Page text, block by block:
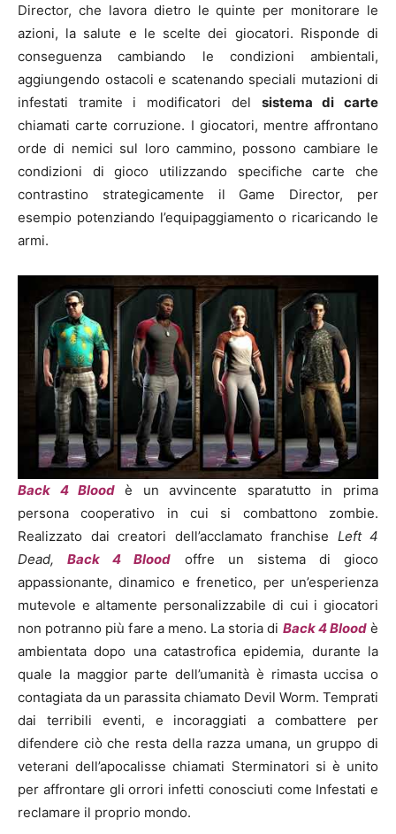
Director, che lavora dietro le quinte per monitorare le
azioni, la salute e le scelte dei giocatori. Risponde di
conseguenza cambiando le condizioni ambientali,
aggiungendo ostacoli e scatenando speciali mutazioni di
infestati tramite i modificatori del sistema di carte
chiamati carte corruzione. I giocatori, mentre affrontano
orde di nemici sul loro cammino, possono cambiare le
condizioni di gioco utilizzando specifiche carte che
contrastino strategicamente il Game Director, per
esempio potenziando l’equipaggiamento o ricaricando le
armi.
Back 4 Blood è un avvincente sparatutto in prima
persona cooperativo in cui si combattono zombie.
Realizzato dai creatori dell’acclamato franchise Left 4
Dead,Back 4 Blood
offre un sistema di gioco
appassionante, dinamico e frenetico, per un’esperienza
mutevole e altamente personalizzabile di cui i giocatori
non potranno più fare a meno. La storia di Back 4 Bloodè
ambientata dopo una catastrofica epidemia, durante la
quale la maggior parte dell’umanità è rimasta uccisa o
contagiata da un parassita chiamato Devil Worm. Temprati
dai terribili eventi, e incoraggiati a combattere per
difendere ciò che resta della razza umana, un gruppo di
veterani dell’apocalisse chiamati Sterminatori si è unito
per affrontare gli orrori infetti conosciuti come Infestati e
reclamare il proprio mondo.